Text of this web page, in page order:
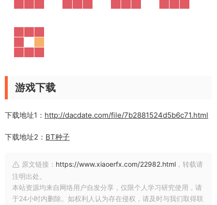
游戏下载
下载地址1： http://dacdate.com/file/7b2881524d5b6c71.html
下载地址2： BT种子
原文链接： https://www.xiaoerfx.com/22982.html ，转载请
注明出处。
本站资源均来自网络用户自发分享，仅限个人学习研究使用，请
于24小时内删除。如权利人认为存在侵权，请及时与我们取得联